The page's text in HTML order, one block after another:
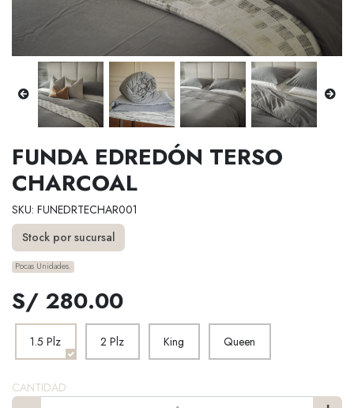
FUNDA EDREDÓN TERSO
CHARCOAL
SKU: FUNEDRTECHAR001
Stock por sucursal
Pocas Unidades.
S/ 280.00
1.5 Plz 2 Plz King Queen
CANTIDAD